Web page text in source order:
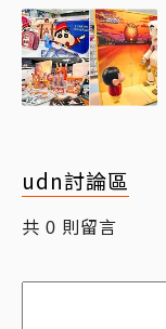
udn討論區
共 0 則留言